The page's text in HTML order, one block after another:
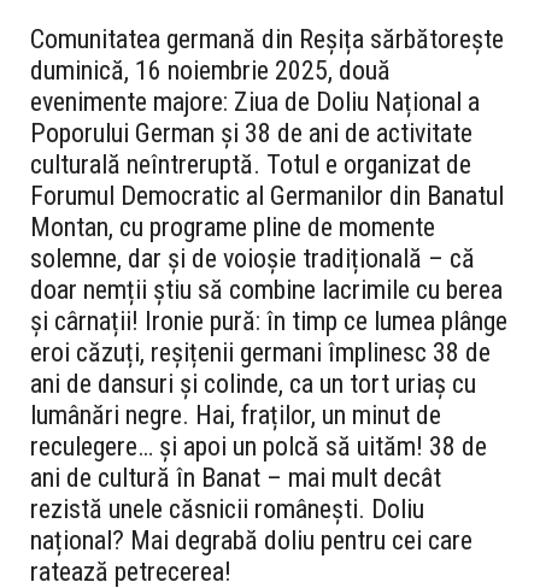
Comunitatea germană din Reșița sărbătorește
duminică, 16 noiembrie 2025, două
evenimente majore: Ziua de Doliu Național a
Poporului German și 38 de ani de activitate
culturală neîntreruptă. Totul e organizat de
Forumul Democratic al Germanilor din Banatul
Montan, cu programe pline de momente
solemne, dar și de voioșie tradițională – că
doar nemții știu să combine lacrimile cu berea
și cârnații! Ironie pură: în timp ce lumea plânge
eroi căzuți, reșițenii germani împlinesc 38 de
ani de dansuri și colinde, ca un tort uriaș cu
lumânări negre. Hai, fraților, un minut de
reculegere… și apoi un polcă să uităm! 38 de
ani de cultură în Banat – mai mult decât
rezistă unele căsnicii românești. Doliu
național? Mai degrabă doliu pentru cei care
ratează petrecerea!